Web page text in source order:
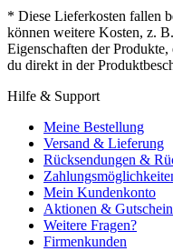
* Diese Lieferkosten fallen
können weitere Kosten, z.
Eigenschaften der
du direkt in der
Hilfe & Support
Meine Bestellung
Versand & Lieferung
Rücksendungen &
Mein Kundenkonto
Aktionen &
Weitere Fragen?
Firmenkunden